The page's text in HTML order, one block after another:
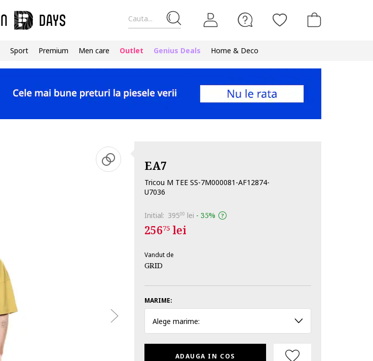
Cauta...
Sport Premium Men care Outlet Genius Deals Home & Deco
EA7
Tricou M TEE SS-7M000081-AF12874-
U7036
Initial: 39500 lei - 35%
25675lei
Vandut de
GRID
MARIME:
Alege marime:
ADAUGA IN COS